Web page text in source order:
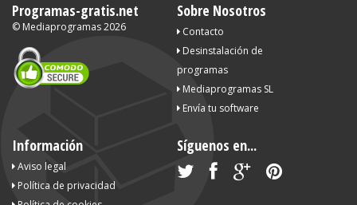
Programas-gratis.net
© Mediaprogramas2026
Sobre Nosotros
Contacto
Desinstalación de
programas
Mediaprogramas SL
Envía tu software
Información
Aviso legal
Política de privacidad
Síguenos en...